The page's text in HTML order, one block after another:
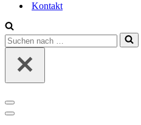
Kontakt
Suchen
nach …
Navigations-
Menü
Navigations-